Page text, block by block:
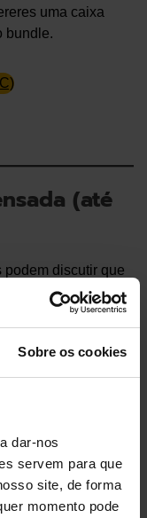
Sobre os cookies
dar-nos
servem para que
site, de forma
momento pode
uma caixa
bundle.
(até
podem discutir que
começa com Direct
Direct Drive
tornam-se
condução mais